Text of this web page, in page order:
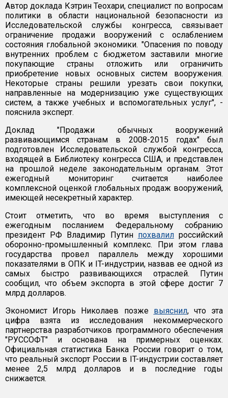
Автор доклада Кэтрин Теохари, специалист по вопросам
политики в области национальной безопасности из
Исследовательской службы конгресса, связывает
ограничение продажи вооружений с ослаблением
состояния глобальной экономики. "Опасения по поводу
внутренних проблем с бюджетом заставили многие
покупающие страны отложить или ограничить
приобретение новых основных систем вооружения.
Некоторые страны решили урезать свои покупки,
направленные на модернизацию уже существующих
систем, а также учебных и вспомогательных услуг", -
пояснила эксперт.
Доклад "Продажи обычных вооружений
развивающимся странам в 2008-2015 годах" был
подготовлен Исследовательской службой конгресса,
входящей в Библиотеку конгресса США, и представлен
на прошлой неделе законодательным органам. Этот
ежегодный мониторинг считается наиболее
комплексной оценкой глобальных продаж вооружений,
имеющей несекретный характер.
Стоит отметить, что во время выступления с
ежегодным посланием Федеральному собранию
президент РФ Владимир Путин похвалилроссийский
оборонно-промышленный комплекс. При этом глава
государства провел параллель между хорошими
показателями в ОПК и IT-индустрии, назвав ее одной из
самых быстро развивающихся отраслей. Путин
сообщил, что объем экспорта в этой сфере достиг 7
млрд долларов.
Экономист Игорь Николаев позже выяснил, что эта
цифра взята из исследования некоммерческого
партнерства разработчиков программного обеспечения
"РУССОФТ" и основана на примерных оценках.
Официальная статистика Банка России говорит о том,
что реальный экспорт России в IT-индустрии составляет
менее 2,5 млрд долларов и в последние годы
снижается.